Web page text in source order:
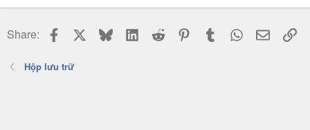
Share: Facebook BlueskyLinkedIn
Reddit PinterestTumblr WhatsApp
Email
Hộp lưu trữ